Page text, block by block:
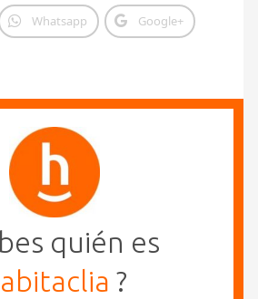
Whatsapp Google+
quién es
?